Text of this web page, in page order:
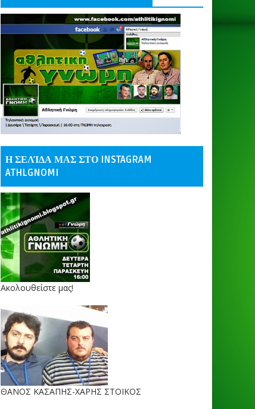
Η ΣΕΛΊΔΑ ΜΑΣ ΣΤΟ INSTAGRAM
ATHLGNOMI
Ακολουθείστε μας!
ΘΑΝΟΣ ΚΑΣΑΠΗΣ-ΧΑΡΗΣ ΣΤΟΙΚΟΣ